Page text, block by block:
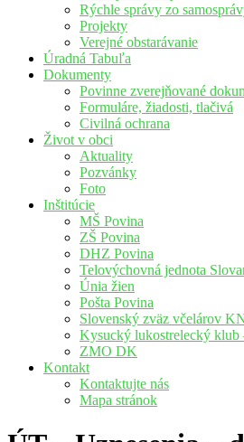
Rýchle správy zo
Projekty
Verejné obstarávanie
Úradná Tabuľa
Dokumenty
Povinne zverejňované
Formuláre, žiadosti, tlačivá
Civilná ochrana
Život v obci
Aktuality
Pozvánky
Foto
Inštitúcie
MŠ Povina
ZŠ Povina
DHZ Povina
Telovýchovná jednota
Únia žien
Pošta Povina
Slovenský zväz včelárov
Kysucký lukostrelecký
ZMO DK
Kontakt
Kontaktujte nás
Mapa stránok